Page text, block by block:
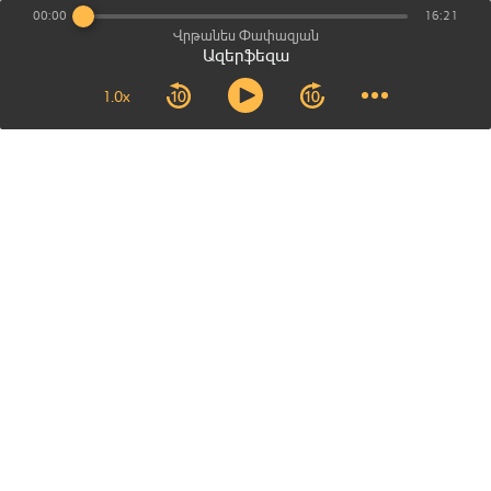
Վրթանես Փափազյան
Ազերֆեզա
1.0x
00:00 16:21